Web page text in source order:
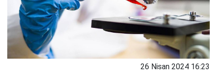
26 Nisan 2024 16:23